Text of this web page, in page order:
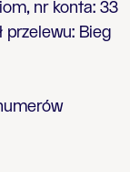
nr konta: 33
ł przelewu: Bieg